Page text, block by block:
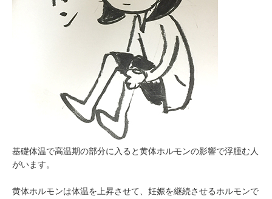
基礎体温で高温期の部分に入ると黄体ホルモンの影響で浮腫む人
がいます。
黄体ホルモンは体温を上昇させて、妊娠を継続させるホルモンで